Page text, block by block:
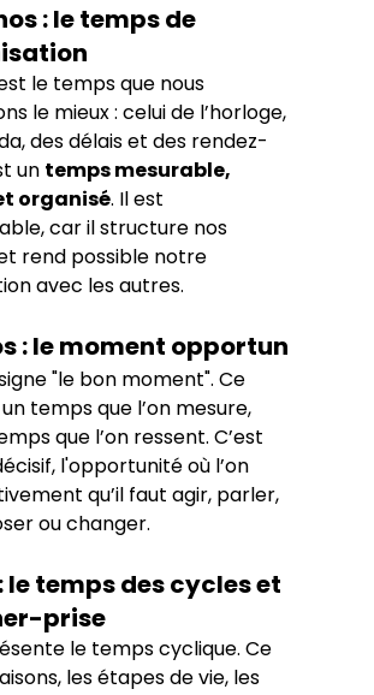
: le temps de
le temps que nous
le mieux : celui de l’horloge,
des délais et des rendez-
un temps mesurable,
organisé. Il est
car il structure nos
rend possible notre
avec les autres.
: le moment opportun
"le bon moment". Ce
temps que l’on mesure,
que l’on ressent. C’est
l'opportunité où l’on
qu’il faut agir, parler,
ou changer.
le temps des cycles et
prise
le temps cyclique. Ce
les étapes de vie, les